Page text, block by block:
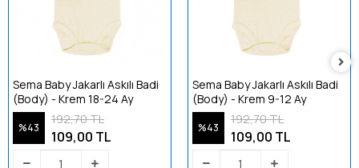
Sema Baby Jakarlı Askılı Badi
(Body) - Krem 18-24 Ay
%43
192,70 TL
109,00 TL
Sema Baby Jakarlı Askılı Badi
(Body) - Krem 9-12 Ay
%43
192,70 TL
109,00 TL